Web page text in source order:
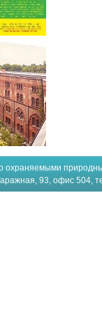
охраняемыми
93, офис 504,